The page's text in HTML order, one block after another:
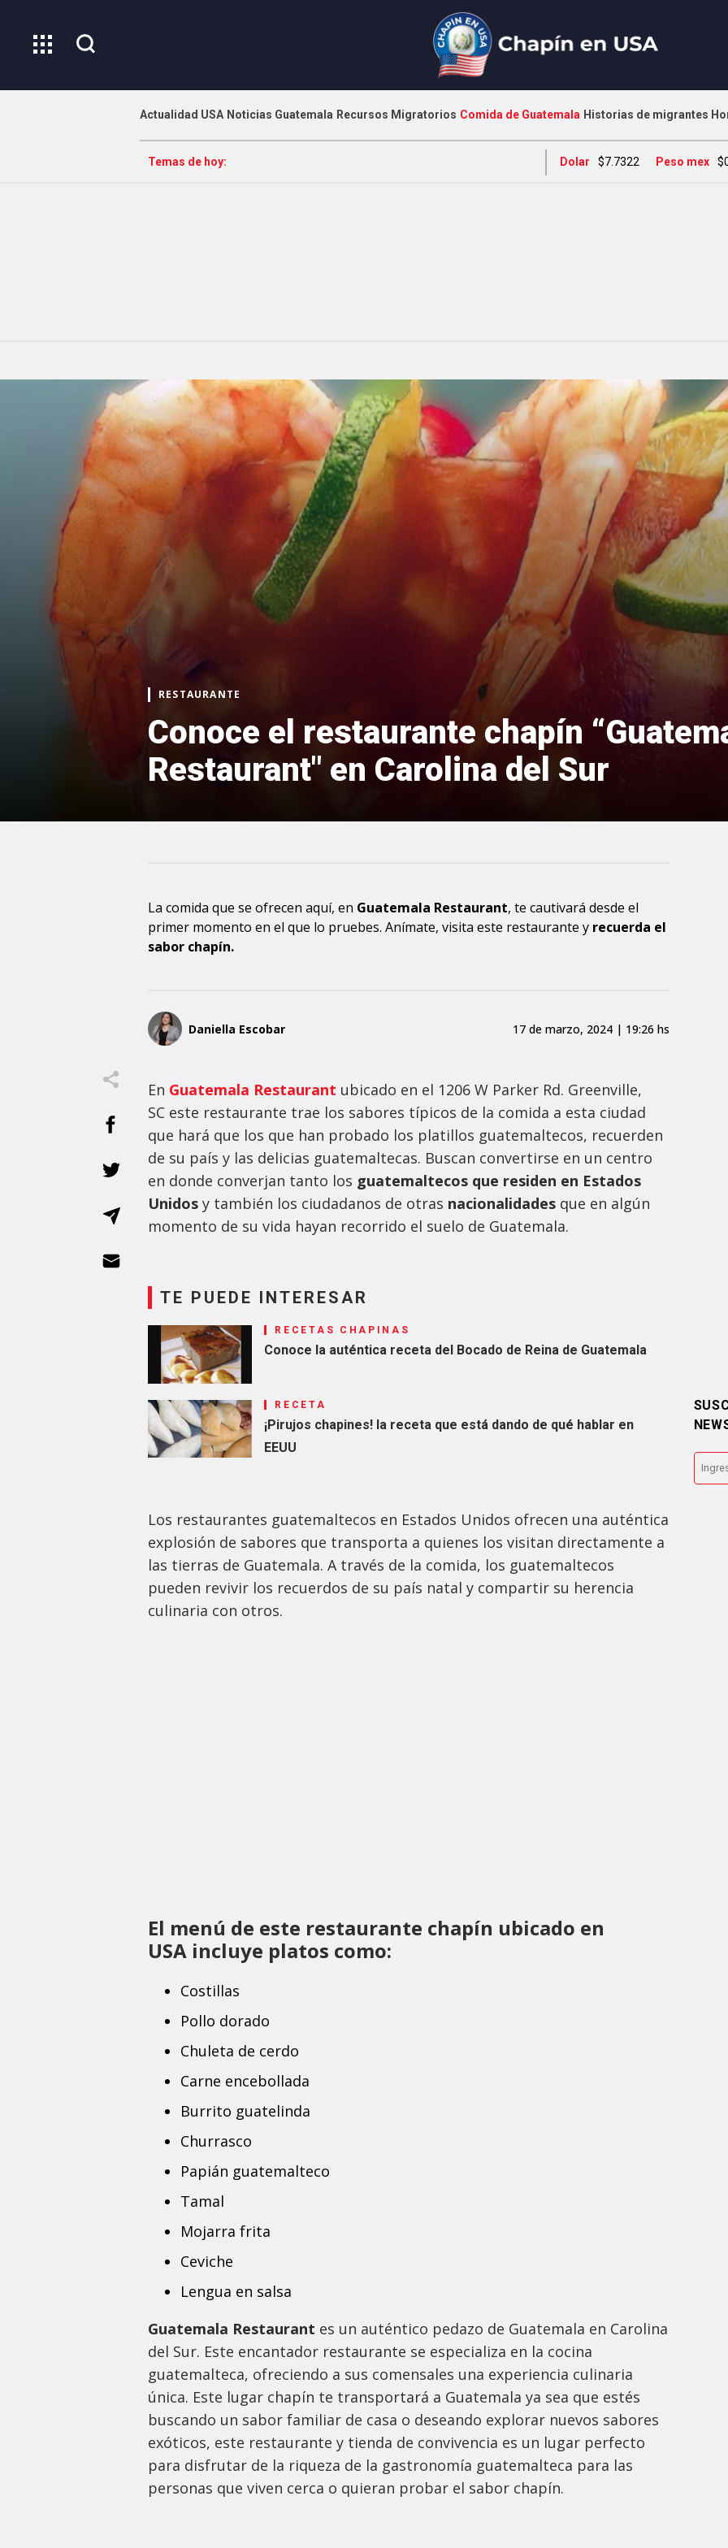
Actualidad USA Noticias Guatemala Recursos Migratorios Comida de Guatemala Historias de migrantes
Temas de hoy: Dolar $7.7322 Peso mex
RESTAURANTE
Conoce el restaurante chapín
Restaurant" en Carolina del Sur
La comida que se ofrecen aquí, en Guatemala Restaurant, te cautivará desde el
primer momento en el que lo pruebes. Anímate, visita este restaurante y recuerda el
sabor chapín.
Daniella Escobar 17 de marzo, 2024 | 19:26 hs
En Guatemala Restaurant ubicado en el 1206 W Parker Rd. Greenville,
SC este restaurante trae los sabores típicos de la comida a esta ciudad
que hará que los que han probado los platillos guatemaltecos, recuerden
de su país y las delicias guatemaltecas. Buscan convertirse en un centro
en donde converjan tanto los guatemaltecos que residen en Estados
Unidos y también los ciudadanos de otras nacionalidades que en algún
momento de su vida hayan recorrido el suelo de Guatemala.
TE PUEDE INTERESAR
RECETAS CHAPINAS
Conoce la auténtica receta del Bocado de Reina de Guatemala
RECETA
¡Pirujos chapines! la receta que está dando de qué hablar en
EEUU
Los restaurantes guatemaltecos en Estados Unidos ofrecen una auténtica
explosión de sabores que transporta a quienes los visitan directamente a
las tierras de Guatemala. A través de la comida, los guatemaltecos
pueden revivir los recuerdos de su país natal y compartir su herencia
culinaria con otros.
El menú de este restaurante chapín ubicado en
USA incluye platos como:
Costillas
Pollo dorado
Chuleta de cerdo
Carne encebollada
Burrito guatelinda
Churrasco
Papián guatemalteco
Tamal
Mojarra frita
Ceviche
Lengua en salsa
Guatemala Restaurant es un auténtico pedazo de Guatemala en Carolina
del Sur. Este encantador restaurante se especializa en la cocina
guatemalteca, ofreciendo a sus comensales una experiencia culinaria
única. Este lugar chapín te transportará a Guatemala ya sea que estés
buscando un sabor familiar de casa o deseando explorar nuevos sabores
exóticos, este restaurante y tienda de convivencia es un lugar perfecto
para disfrutar de la riqueza de la gastronomía guatemalteca para las
personas que viven cerca o quieran probar el sabor chapín.